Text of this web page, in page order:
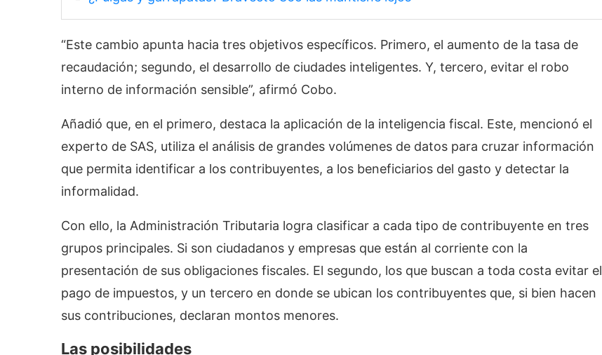
“Este cambio apunta hacia tres objetivos específicos. Primero, el aumento de la tasa de
recaudación; segundo, el desarrollo de ciudades inteligentes. Y, tercero, evitar el robo
interno de información sensible”, afirmó Cobo.
Añadió que, en el primero, destaca la aplicación de la inteligencia fiscal. Este, mencionó el
experto de SAS, utiliza el análisis de grandes volúmenes de datos para cruzar información
que permita identificar a los contribuyentes, a los beneficiarios del gasto y detectar la
informalidad.
Con ello, la Administración Tributaria logra clasificar a cada tipo de contribuyente en tres
grupos principales. Si son ciudadanos y empresas que están al corriente con la
presentación de sus obligaciones fiscales. El segundo, los que buscan a toda costa evitar el
pago de impuestos, y un tercero en donde se ubican los contribuyentes que, si bien hacen
sus contribuciones, declaran montos menores.
Las posibilidades